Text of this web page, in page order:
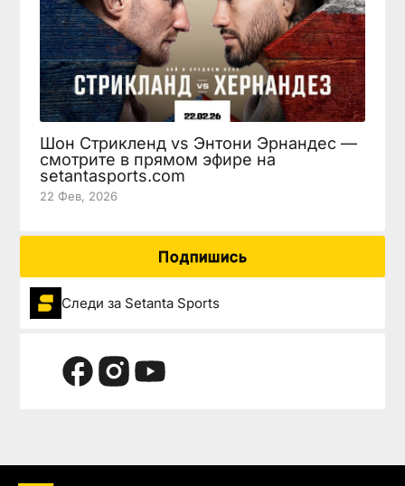
Шон Стрикленд vs Энтони Эрнандес —
смотрите в прямом эфире на
setantasports.com
22 Фев, 2026
Подпишись
Следи за Setanta Sports